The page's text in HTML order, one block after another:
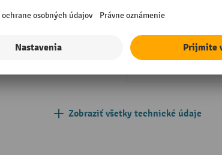
Segmentu
Typ regálového poľa
Zobraziť všetky technické údaje